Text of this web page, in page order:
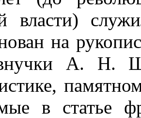
власти)
на
А. Н.
в статье